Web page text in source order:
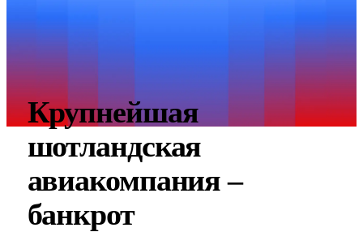
Крупнейшая
шотландская
авиакомпания –
банкрот